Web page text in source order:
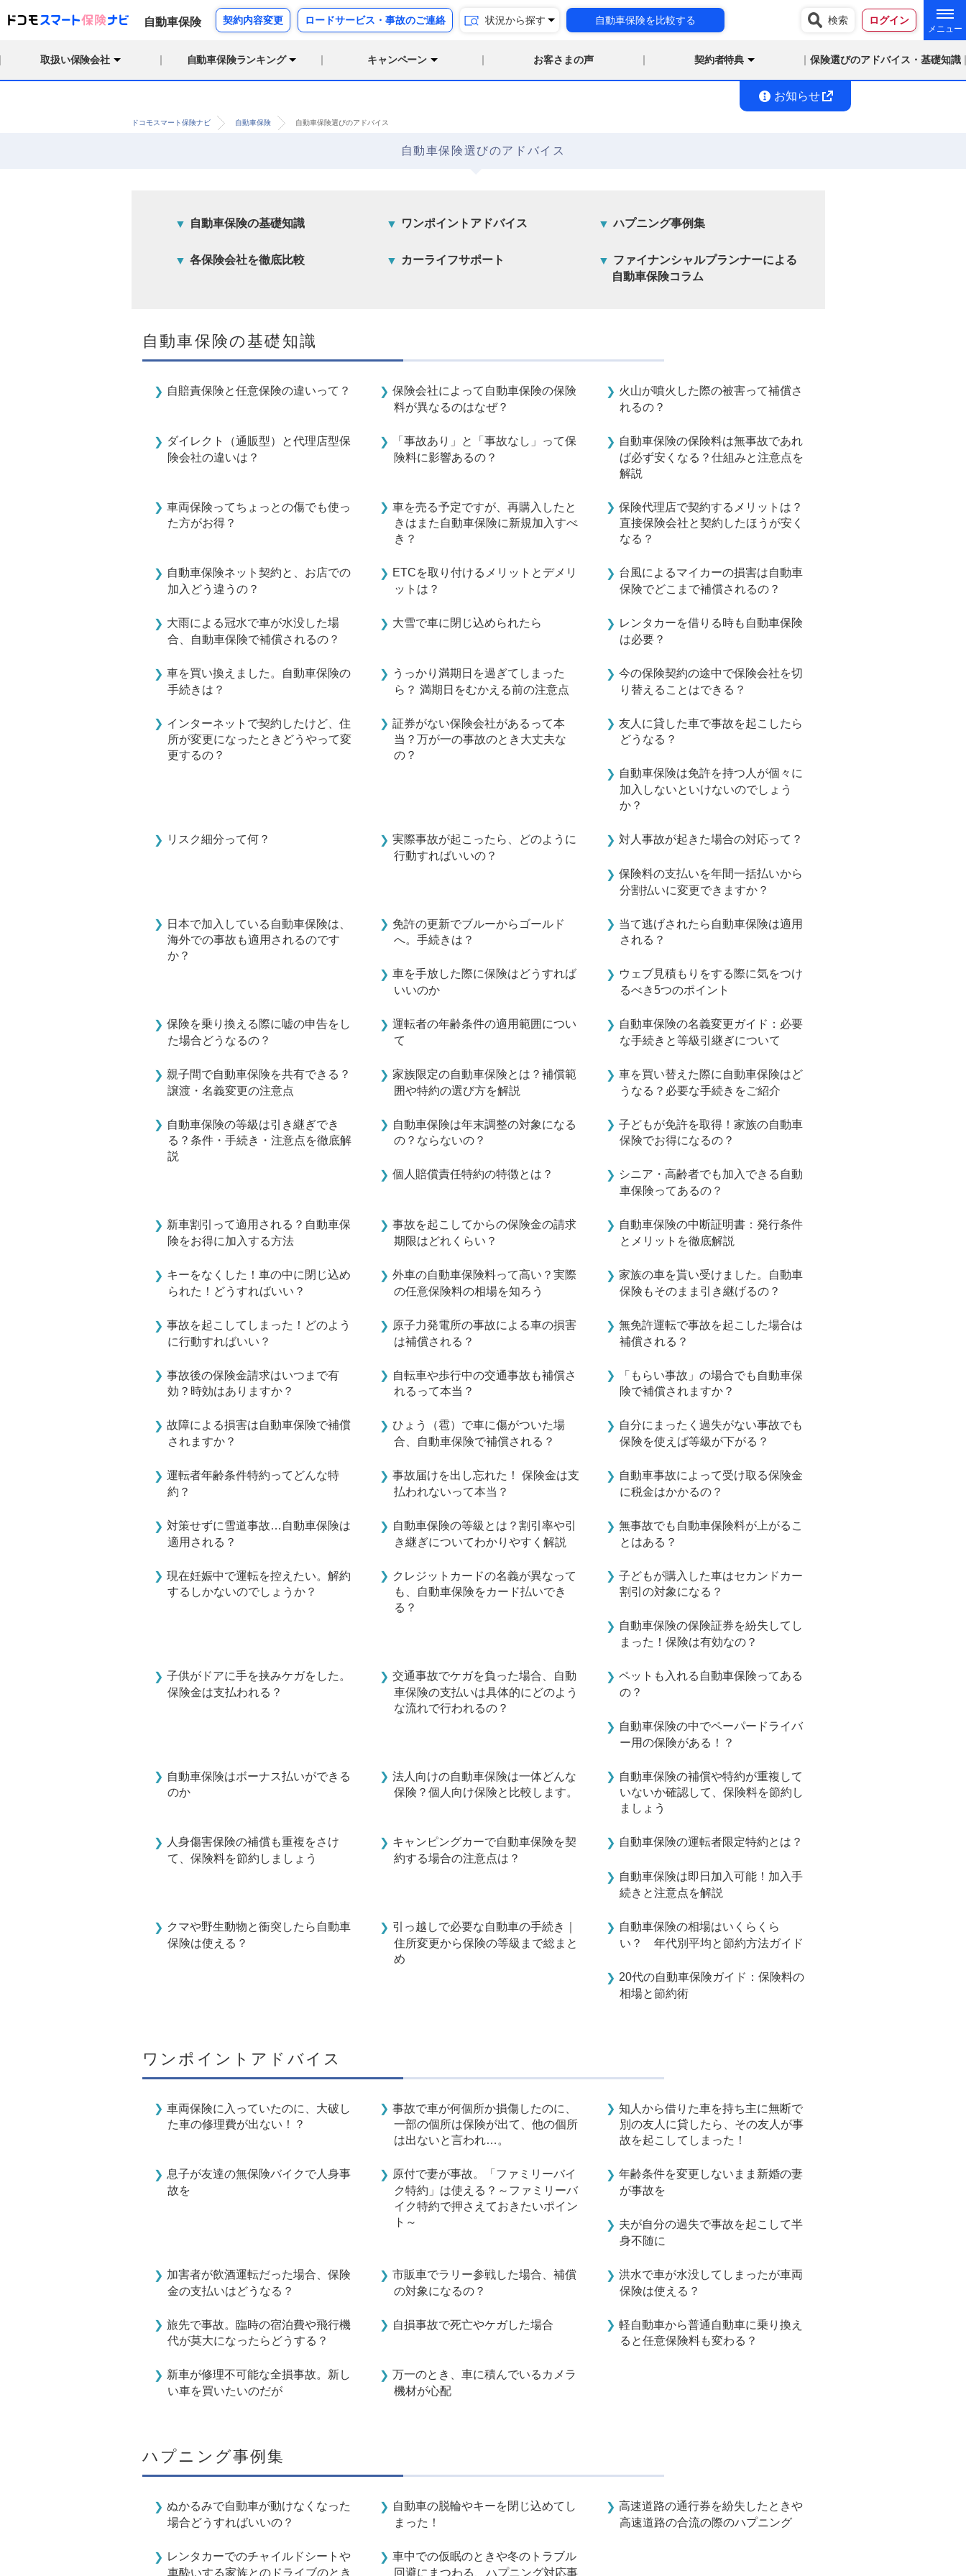
自動車保険 契約内容変更 ロードサービス・事故のご連絡 状況から探す 自動車保険を比較する 検索 ログイン
取扱い保険会社 自動車保険ランキング キャンペーン お客さまの声 契約者特典 保険選びのアドバイス・基礎知識
お知らせ
ドコモスマート保険ナビ 自動車保険 自動車保険選びのアドバイス
自動車保険選びのアドバイス
自動車保険の基礎知識 ワンポイントアドバイス ハプニング事例集
各保険会社を徹底比較 カーライフサポート
ファイナンシャルプランナーによる
自動車保険コラム
自動車保険の基礎知識
自賠責保険と任意保険の違いって？
保険会社によって自動車保険の保険
料が異なるのはなぜ？
火山が噴火した際の被害って補償さ
れるの？
ダイレクト（通販型）と代理店型保
険会社の違いは？
「事故あり」と「事故なし」って保
険料に影響あるの？
自動車保険の保険料は無事故であれ
ば必ず安くなる？仕組みと注意点を
解説
車両保険ってちょっとの傷でも使っ
た方がお得？
車を売る予定ですが、再購入したと
きはまた自動車保険に新規加入すべ
き？
保険代理店で契約するメリットは？
直接保険会社と契約したほうが安く
なる？
自動車保険ネット契約と、お店での
加入どう違うの？
ETCを取り付けるメリットとデメリ
ットは？
台風によるマイカーの損害は自動車
保険でどこまで補償されるの？
大雨による冠水で車が水没した場
合、自動車保険で補償されるの？
大雪で車に閉じ込められたら
レンタカーを借りる時も自動車保険
は必要？
車を買い換えました。自動車保険の
手続きは？
うっかり満期日を過ぎてしまった
ら？ 満期日をむかえる前の注意点
今の保険契約の途中で保険会社を切
り替えることはできる？
インターネットで契約したけど、住
所が変更になったときどうやって変
更するの？
証券がない保険会社があるって本
当？万が一の事故のとき大丈夫な
の？
友人に貸した車で事故を起こしたら
どうなる？
自動車保険は免許を持つ人が個々に
加入しないといけないのでしょう
か？
リスク細分って何？
実際事故が起こったら、どのように
行動すればいいの？
対人事故が起きた場合の対応って？
保険料の支払いを年間一括払いから
分割払いに変更できますか？
日本で加入している自動車保険は、
海外での事故も適用されるのです
か？
免許の更新でブルーからゴールド
へ。手続きは？
当て逃げされたら自動車保険は適用
される？
車を手放した際に保険はどうすれば
いいのか
ウェブ見積もりをする際に気をつけ
るべき5つのポイント
保険を乗り換える際に嘘の申告をし
た場合どうなるの？
運転者の年齢条件の適用範囲につい
て
自動車保険の名義変更ガイド：必要
な手続きと等級引継ぎについて
親子間で自動車保険を共有できる？
譲渡・名義変更の注意点
家族限定の自動車保険とは？補償範
囲や特約の選び方を解説
車を買い替えた際に自動車保険はど
うなる？必要な手続きをご紹介
自動車保険の等級は引き継ぎでき
る？条件・手続き・注意点を徹底解
説
自動車保険は年末調整の対象になる
の？ならないの？
子どもが免許を取得！家族の自動車
保険でお得になるの？
個人賠償責任特約の特徴とは？
シニア・高齢者でも加入できる自動
車保険ってあるの？
新車割引って適用される？自動車保
険をお得に加入する方法
事故を起こしてからの保険金の請求
期限はどれくらい？
自動車保険の中断証明書：発行条件
とメリットを徹底解説
キーをなくした！車の中に閉じ込め
られた！どうすればいい？
外車の自動車保険料って高い？実際
の任意保険料の相場を知ろう
家族の車を貰い受けました。自動車
保険もそのまま引き継げるの？
事故を起こしてしまった！どのよう
に行動すればいい？
原子力発電所の事故による車の損害
は補償される？
無免許運転で事故を起こした場合は
補償される？
事故後の保険金請求はいつまで有
効？時効はありますか？
自転車や歩行中の交通事故も補償さ
れるって本当？
「もらい事故」の場合でも自動車保
険で補償されますか？
故障による損害は自動車保険で補償
されますか？
ひょう（雹）で車に傷がついた場
合、自動車保険で補償される？
自分にまったく過失がない事故でも
保険を使えば等級が下がる？
運転者年齢条件特約ってどんな特
約？
事故届けを出し忘れた！ 保険金は支
払われないって本当？
自動車事故によって受け取る保険金
に税金はかかるの？
対策せずに雪道事故…自動車保険は
適用される？
自動車保険の等級とは？割引率や引
き継ぎについてわかりやすく解説
無事故でも自動車保険料が上がるこ
とはある？
現在妊娠中で運転を控えたい。解約
するしかないのでしょうか？
クレジットカードの名義が異なって
も、自動車保険をカード払いでき
る？
子どもが購入した車はセカンドカー
割引の対象になる？
自動車保険の保険証券を紛失してし
まった！保険は有効なの？
子供がドアに手を挟みケガをした。
保険金は支払われる？
交通事故でケガを負った場合、自動
車保険の支払いは具体的にどのよう
な流れで行われるの？
ペットも入れる自動車保険ってある
の？
自動車保険の中でペーパードライバ
ー用の保険がある！？
自動車保険はボーナス払いができる
のか
法人向けの自動車保険は一体どんな
保険？個人向け保険と比較します。
自動車保険の補償や特約が重複して
いないか確認して、保険料を節約し
ましょう
人身傷害保険の補償も重複をさけ
て、保険料を節約しましょう
キャンピングカーで自動車保険を契
約する場合の注意点は？
自動車保険の運転者限定特約とは？
自動車保険は即日加入可能！加入手
続きと注意点を解説
クマや野生動物と衝突したら自動車
保険は使える？
引っ越しで必要な自動車の手続き｜
住所変更から保険の等級まで総まと
め
自動車保険の相場はいくらくら
い？ 年代別平均と節約方法ガイド
20代の自動車保険ガイド：保険料の
相場と節約術
ワンポイントアドバイス
車両保険に入っていたのに、大破し
た車の修理費が出ない！？
事故で車が何個所か損傷したのに、
一部の個所は保険が出て、他の個所
は出ないと言われ…。
知人から借りた車を持ち主に無断で
別の友人に貸したら、その友人が事
故を起こしてしまった！
息子が友達の無保険バイクで人身事
故を
原付で妻が事故。「ファミリーバイ
ク特約」は使える？～ファミリーバ
イク特約で押さえておきたいポイン
ト～
年齢条件を変更しないまま新婚の妻
が事故を
夫が自分の過失で事故を起こして半
身不随に
加害者が飲酒運転だった場合、保険
金の支払いはどうなる？
市販車でラリー参戦した場合、補償
の対象になるの？
洪水で車が水没してしまったが車両
保険は使える？
旅先で事故。臨時の宿泊費や飛行機
代が莫大になったらどうする？
自損事故で死亡やケガした場合
軽自動車から普通自動車に乗り換え
ると任意保険料も変わる？
新車が修理不可能な全損事故。新し
い車を買いたいのだが
万一のとき、車に積んでいるカメラ
機材が心配
ハプニング事例集
ぬかるみで自動車が動けなくなった
場合どうすればいいの？
自動車の脱輪やキーを閉じ込めてし
まった！
高速道路の通行券を紛失したときや
高速道路の合流の際のハプニング
レンタカーでのチャイルドシートや
車酔いする家族とのドライブのとき
車中での仮眠のときや冬のトラブル
回避にまつわる、ハプニング対応事